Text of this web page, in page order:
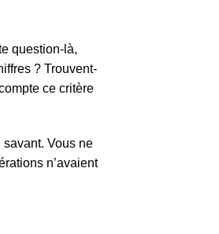
question-là,
? Trouvent-
ce critère
savant. Vous ne
n’avaient